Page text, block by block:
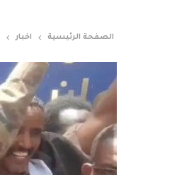
الصفحة الرئيسية اخبار